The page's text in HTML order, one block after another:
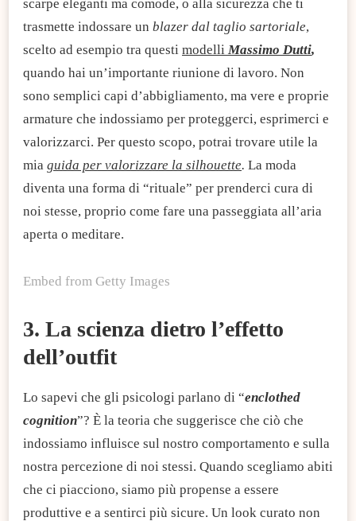
scarpe eleganti ma comode, o alla sicurezza che ti
trasmette indossare un blazer dal taglio sartoriale,
scelto ad esempio tra questi modelli Massimo Dutti,
quando hai un’importante riunione di lavoro. Non
sono semplici capi d’abbigliamento, ma vere e proprie
armature che indossiamo per proteggerci, esprimerci e
valorizzarci. Per questo scopo, potrai trovare utile la
mia guida per valorizzare la silhouette. La moda
diventa una forma di “rituale” per prenderci cura di
noi stesse, proprio come fare una passeggiata all’aria
aperta o meditare.
Embed from Getty Images
3. La scienza dietro l’effetto
dell’outfit
Lo sapevi che gli psicologi parlano di “enclothed
cognition”? È la teoria che suggerisce che ciò che
indossiamo influisce sul nostro comportamento e sulla
nostra percezione di noi stessi. Quando scegliamo abiti
che ci piacciono, siamo più propense a essere
produttive e a sentirci più sicure. Un look curato non